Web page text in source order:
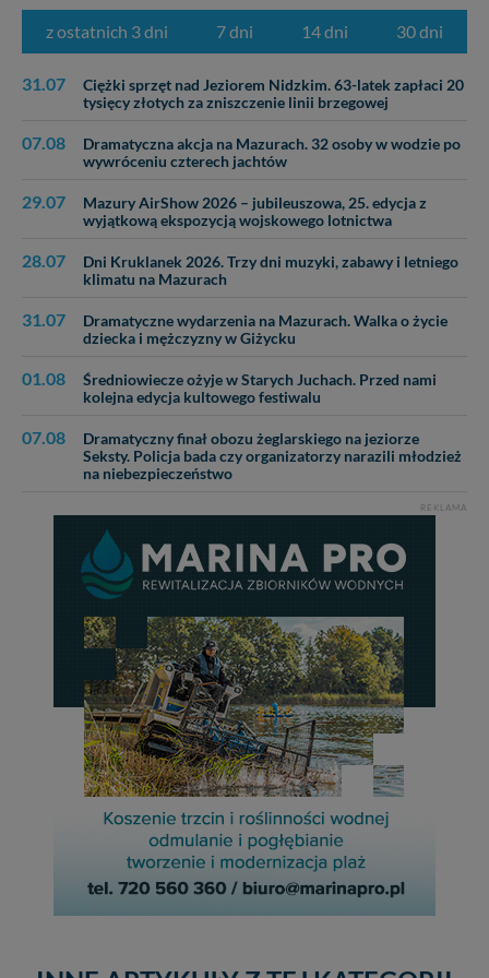
z ostatnich 3 dni 7 dni 14 dni 30 dni
31.07
Ciężki sprzęt nad Jeziorem Nidzkim. 63-latek zapłaci 20
tysięcy złotych za zniszczenie linii brzegowej
07.08
Dramatyczna akcja na Mazurach. 32 osoby w wodzie po
wywróceniu czterech jachtów
29.07
Mazury AirShow 2026 – jubileuszowa, 25. edycja z
wyjątkową ekspozycją wojskowego lotnictwa
28.07
Dni Kruklanek 2026. Trzy dni muzyki, zabawy i letniego
klimatu na Mazurach
31.07
Dramatyczne wydarzenia na Mazurach. Walka o życie
dziecka i mężczyzny w Giżycku
01.08
Średniowiecze ożyje w Starych Juchach. Przed nami
kolejna edycja kultowego festiwalu
07.08
Dramatyczny finał obozu żeglarskiego na jeziorze
Seksty. Policja bada czy organizatorzy narazili młodzież
na niebezpieczeństwo
REKLAMA